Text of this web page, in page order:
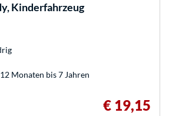
Kinderfahrzeug
Monaten bis 7 Jahren
€ 19,15